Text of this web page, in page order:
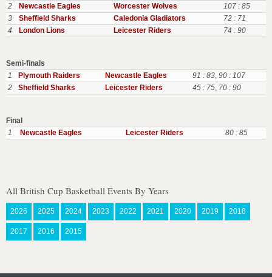
2
Newcastle Eagles Worcester Wolves
107 : 85
3
Sheffield Sharks Caledonia Gladiators
72 : 71
4
London Lions Leicester Riders 74 : 90
Semi-finals
1
Plymouth Raiders Newcastle Eagles 91 : 83, 90 : 107
2
Sheffield Sharks Leicester Riders 45 : 75, 70 : 90
Final
1
Newcastle Eagles Leicester Riders 80 : 85
All British Cup Basketball Events By Years
2026 2025 2024 2023 2022 2021 2020 2019 2018
2017 2016 2015